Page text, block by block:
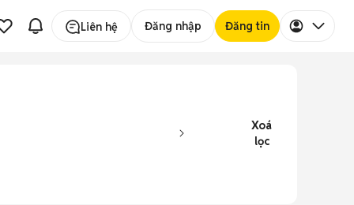
Liên hệ Đăng nhập Đăng tin
Xoá
lọc